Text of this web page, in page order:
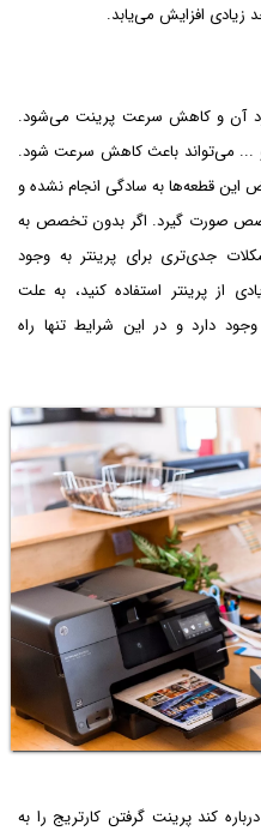
زیادی افزایش می‌یابد.
آن و کاهش سرعت پرینت می‌شود.
و ... می‌تواند باعث کاهش سرعت شود.
این قطعه‌ها به سادگی انجام نشده و
صورت گیرد. اگر بدون تخصص به
جدی‌تری برای پرینتر به وجود
از پرینتر استفاده کنید، به علت
دارد و در این شرایط تنها راه
کند پرینت گرفتن کارتریج را به